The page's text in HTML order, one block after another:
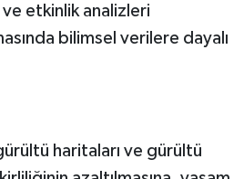
etkinlik analizleri
bilimsel verilere dayalı
haritaları ve gürültü